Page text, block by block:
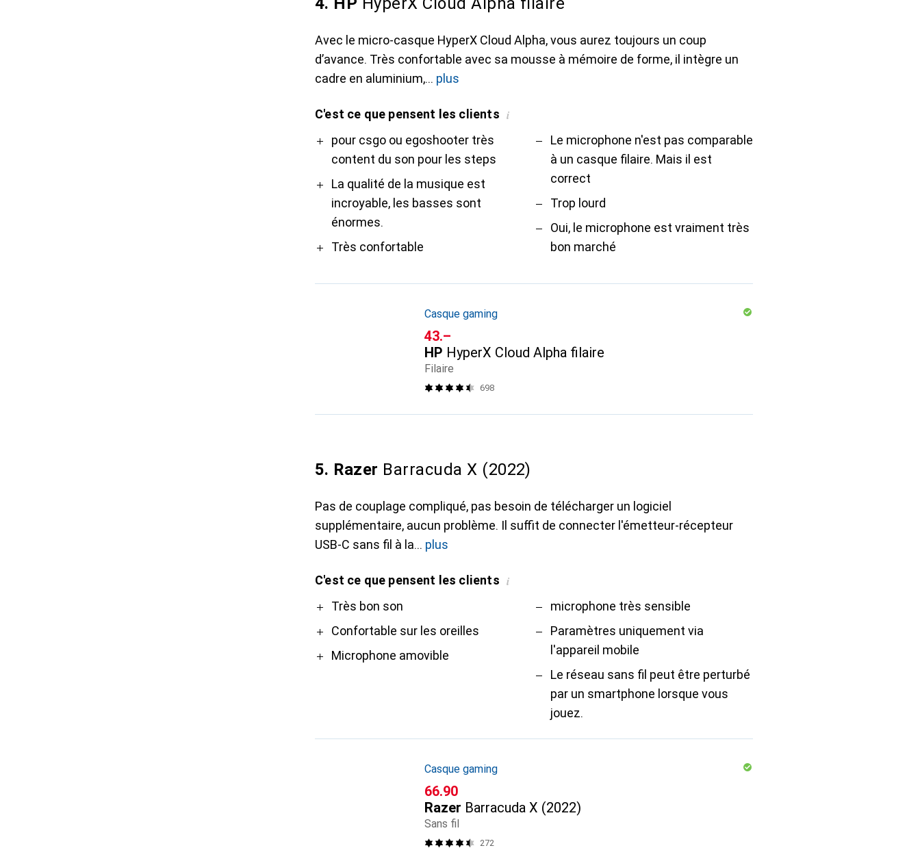
Avec le micro-casque HyperX Cloud Alpha, vous aurez toujours un coup
d’avance. Très confortable avec sa mousse à mémoire de forme, il intègre un
cadre en aluminium,
plus
C'est ce que pensent les clients i
Propour csgo ou egoshooter très
content du son pour les steps
La qualité de la musique est
incroyable, les basses sont
énormes.
Très confortable
Contre
Le microphone n'est pas comparable
à un casque filaire. Mais il est
correct
Trop lourd
Oui, le microphone est vraiment très
bon marché
Casque gaming
CHF
43.–
HP HyperX Cloud Alpha filaire
Filaire
698
5. Razer Barracuda X (2022)
Pas de couplage compliqué, pas besoin de télécharger un logiciel
supplémentaire, aucun problème. Il suffit de connecter l'émetteur-récepteur
USB-C sans fil à la
plus
C'est ce que pensent les clients i
ProTrès bon son
Confortable sur les oreilles
Microphone amovible
Contre
microphone très sensible
Paramètres uniquement via
l'appareil mobile
Le réseau sans fil peut être perturbé
par un smartphone lorsque vous
jouez.
Casque gaming
CHF
66.90
Razer Barracuda X (2022)
Sans fil
272